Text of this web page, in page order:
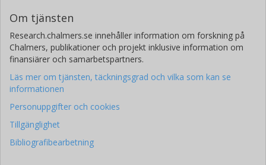
Om tjänsten
Research.chalmers.se innehåller information om forskning på
Chalmers, publikationer och projekt inklusive information om
finansiärer och samarbetspartners.
Läs mer om tjänsten, täckningsgrad och vilka som kan se
informationen
Personuppgifter och cookies
Tillgänglighet
Bibliografibearbetning